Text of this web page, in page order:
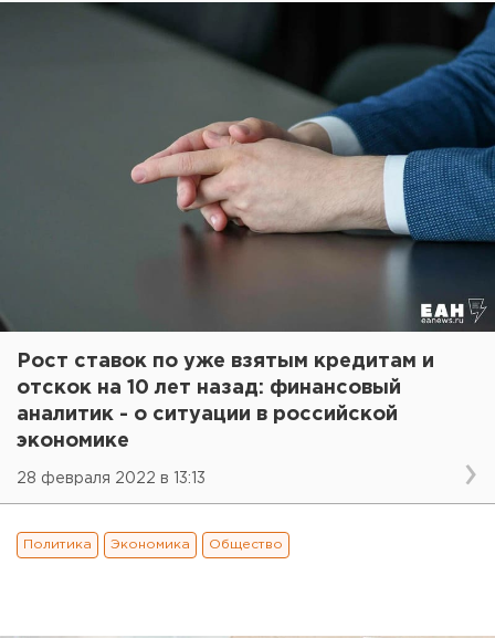
Рост ставок по уже взятым кредитам и
отскок на 10 лет назад: финансовый
аналитик - о ситуации в российской
экономике
28 февраля 2022 в 13:13
Политика Экономика Общество